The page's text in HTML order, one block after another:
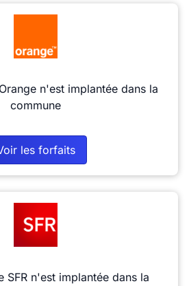
n'est implantée dans la
commune
les forfaits
SFR n'est implantée dans la